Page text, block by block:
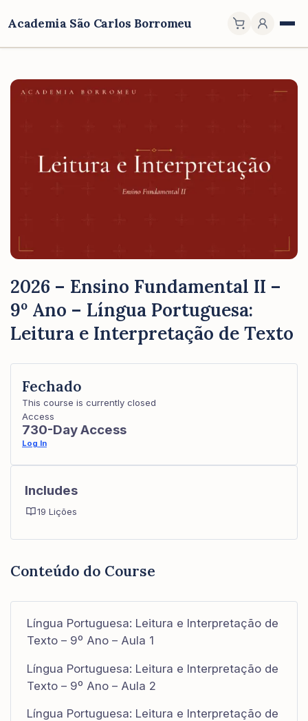
Academia São Carlos Borromeu
2026 – Ensino Fundamental II –
9º Ano – Língua Portuguesa:
Leitura e Interpretação de Texto
Conteúdo do Course
Língua Portuguesa: Leitura e Interpretação de
Texto – 9º Ano – Aula 1
Língua Portuguesa: Leitura e Interpretação de
Texto – 9º Ano – Aula 2
Língua Portuguesa: Leitura e Interpretação de
Fechado
This course is currently closed
Access
730-Day Access
Log In
Includes
19 Lições